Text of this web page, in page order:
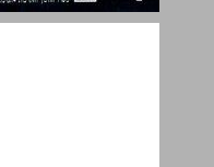
ירושלים בראשיתה ובימי בית -ראשון ... 1